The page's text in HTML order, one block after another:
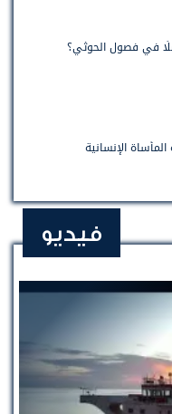
في فصول الحوثي؟
الإنسانية
فيديو